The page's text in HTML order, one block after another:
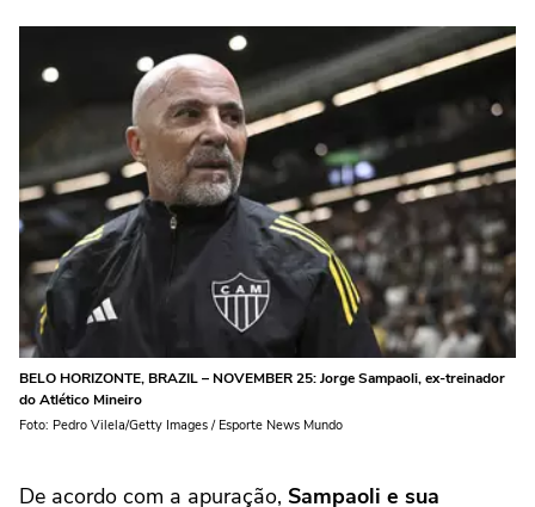
BELO HORIZONTE, BRAZIL – NOVEMBER 25: Jorge Sampaoli, ex-treinador
do Atlético Mineiro
Foto: Pedro Vilela/Getty Images / Esporte News Mundo
De acordo com a apuração, Sampaoli e sua